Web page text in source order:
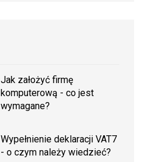
Jak założyć firmę
komputerową - co jest
wymagane?
Wypełnienie deklaracji VAT7
- o czym należy wiedzieć?